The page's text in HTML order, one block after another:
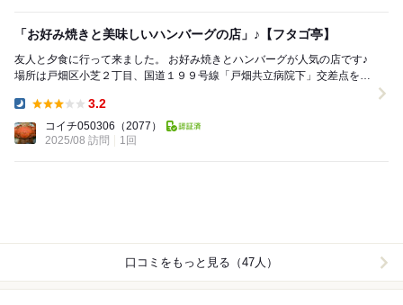
「お好み焼きと美味しいハンバーグの店」♪【フタゴ亭】
友人と夕食に行って来ました。 お好み焼きとハンバーグが人気の店です♪
場所は戸畑区小芝２丁目、国道１９９号線「戸畑共立病院下」交差点を病
3.2
コイチ050306 （2077）
2025/08 訪問
1回
口コミをもっと見る（47人）